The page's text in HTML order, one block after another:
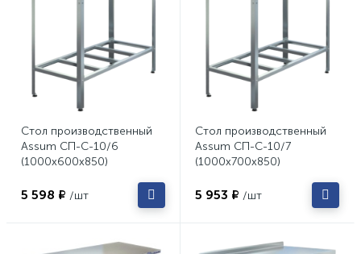
Стол производственный
Assum СП-С-10/6
(1000х600х850)
5 598 ₽ /шт
Стол производственный
Assum СП-С-10/7
(1000х700х850)
5 953 ₽ /шт